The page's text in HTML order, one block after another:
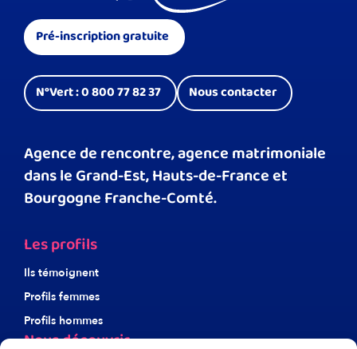
Pré-inscription gratuite
N°Vert : 0 800 77 82 37 Nous contacter
Agence de rencontre, agence matrimoniale
dans le Grand-Est, Hauts-de-France et
Bourgogne Franche-Comté.
Les profils
Ils témoignent
Profils femmes
Profils hommes
Nous découvrir